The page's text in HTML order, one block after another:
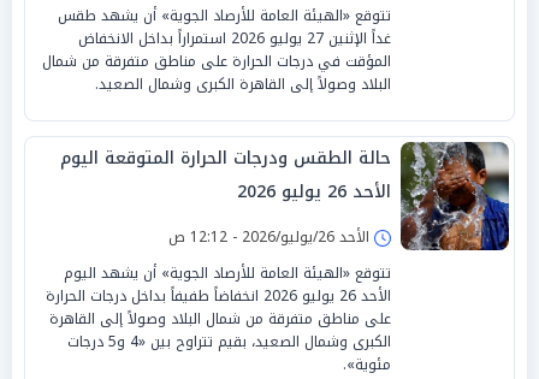
تتوقع «الهيئة العامة للأرصاد الجوية» أن يشهد طقس
غداً الإثنين 27 يوليو 2026 استمراراً بداخل الانخفاض
المؤقت في درجات الحرارة على مناطق متفرقة من شمال
البلاد وصولاً إلى القاهرة الكبرى وشمال الصعيد.
حالة الطقس ودرجات الحرارة المتوقعة اليوم
الأحد 26 يوليو 2026
الأحد 26/يوليو/2026 - 12:12 ص
تتوقع «الهيئة العامة للأرصاد الجوية» أن يشهد اليوم
الأحد 26 يوليو 2026 انخفاضاً طفيفاً بداخل درجات الحرارة
على مناطق متفرقة من شمال البلاد وصولاً إلى القاهرة
الكبرى وشمال الصعيد، بقيم تتراوح بين «4 و5 درجات
مئوية».